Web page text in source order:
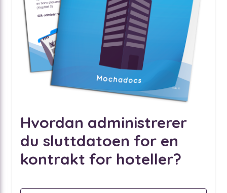
Hvordan administrerer
du sluttdatoen for en
kontrakt for hoteller?